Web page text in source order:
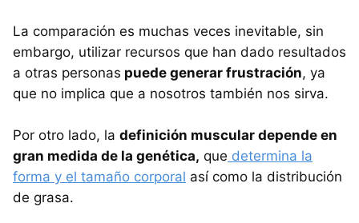
La comparación es muchas veces inevitable, sin
embargo, utilizar recursos que han dado resultados
a otras personas puede generar frustración, ya
que no implica que a nosotros también nos sirva.
Por otro lado, la definición muscular depende en
gran medida de la genética, que determina la
forma y el tamaño corporal así como la distribución
de grasa.